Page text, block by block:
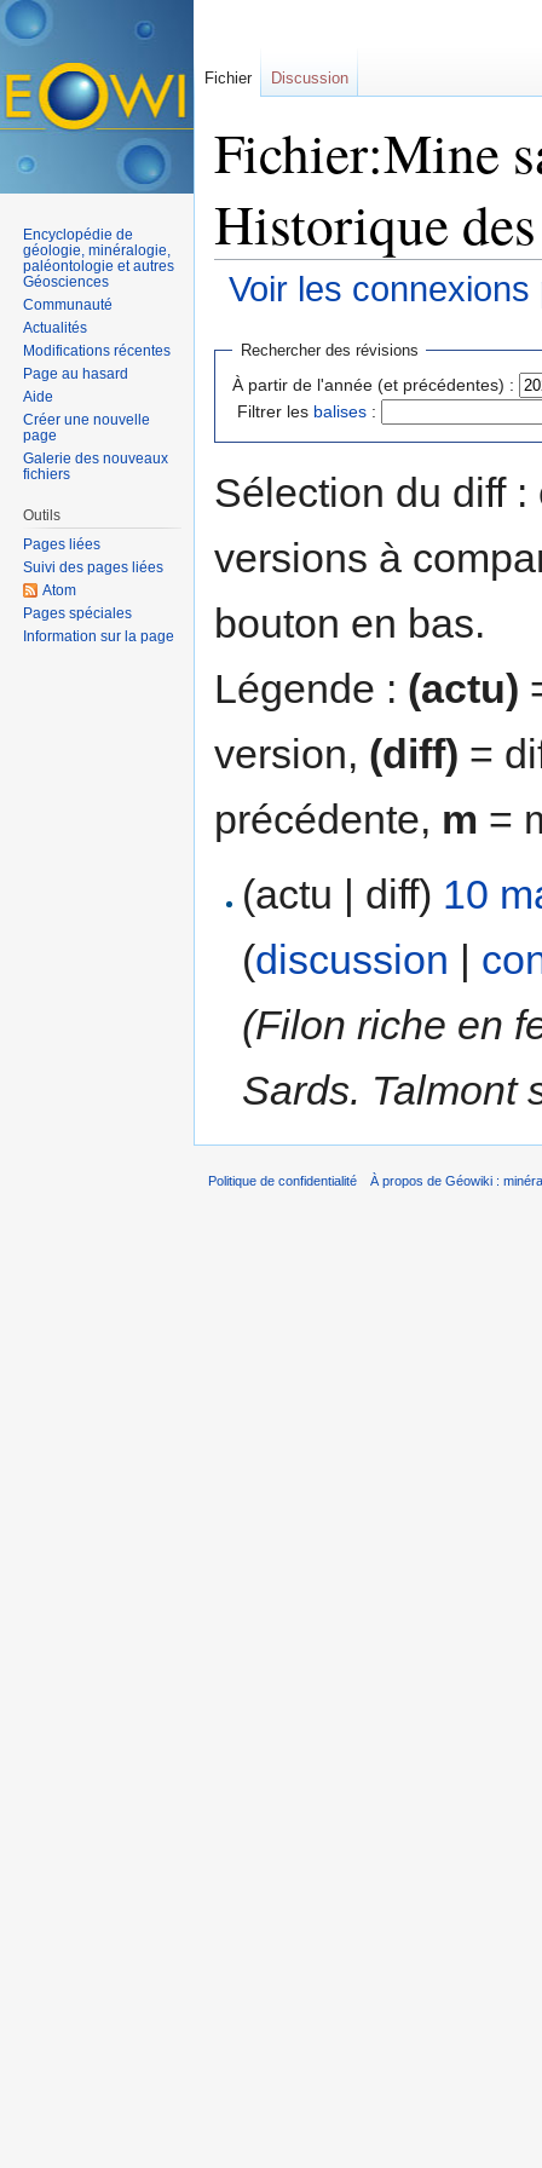
Fichier:Mine
Historique
Voir les
Rechercher des révisions
À partir de l'année (et précédentes) :
Filtrer les balises :
Sélection du diff
versions à
bouton en bas.
Légende : (actu)
version, (diff) =
précédente, m =
(actu | diff) 10
(discussion |
(Filon riche en
Sards. Talmont
Fichier Discussion
Encyclopédie de
géologie, minéralogie,
paléontologie et autres
Géosciences
Communauté
Actualités
Modifications récentes
Page au hasard
Aide
Créer une nouvelle
page
Galerie des nouveaux
fichiers
Outils
Pages liées
Suivi des pages liées
Atom
Pages spéciales
Information sur la page
Politique de confidentialité À propos de Géowiki :